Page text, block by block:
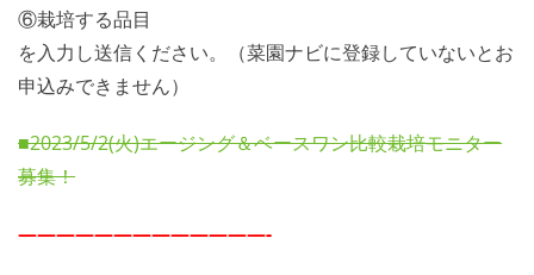
⑥栽培する品目
を入力し送信ください。（菜園ナビに登録していないとお
申込みできません）
■2023/5/2(火)エージング＆ベースワン比較栽培モニター
募集！
—————————————-